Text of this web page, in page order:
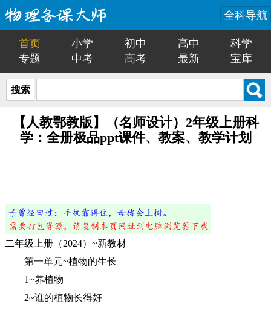
全科导航
首页 小学 初中 高中
科学
专题
中考 高考 最新 宝库
搜索
【人教鄂教版】（名师设计）2年级上册科
学：全册极品ppt课件、教案、教学计划
二年级上册（2024）~新教材
第一单元~植物的生长
1~养植物
2~谁的植物长得好